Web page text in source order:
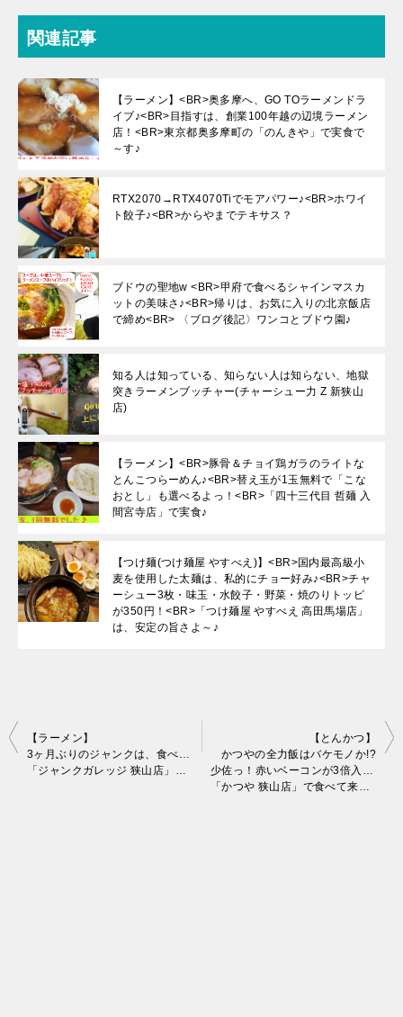
関連記事
【ラーメン】<BR>奥多摩へ、GO TOラーメンドラ
イブ♪<BR>目指すは、創業100年越の辺境ラーメン
店！<BR>東京都奥多摩町の「のんきや」で実食で
～す♪
RTX2070→RTX4070Tiでモアパワー♪<BR>ホワイ
ト餃子♪<BR>からやまでテキサス？
ブドウの聖地w <BR>甲府で食べるシャインマスカ
ットの美味さ♪<BR>帰りは、お気に入りの北京飯店
で締め<BR> 〈ブログ後記〉ワンコとブドウ園♪
知る人は知っている、知らない人は知らない、地獄
突きラーメンブッチャー(チャーシュー力 Z 新狭山
店)
【ラーメン】<BR>豚骨＆チョイ鶏ガラのライトな
とんこつらーめん♪<BR>替え玉が1玉無料で「こな
おとし」も選べるよっ！<BR>「四十三代目 哲麺 入
間宮寺店」で実食♪
【つけ麺(つけ麺屋 やすべえ)】<BR>国内最高級小
麦を使用した太麺は、私的にチョー好み♪<BR>チャ
ーシュー3枚・味玉・水餃子・野菜・焼のりトッピ
が350円！<BR>「つけ麺屋 やすべえ 高田馬場店」
は、安定の旨さよ～♪
投
【ラーメン】
3ヶ月ぶりのジャンクは、食べ易くなってステキ♪
「ジャンクガレッジ 狭山店」で、全増し＋野菜ダブル＋6豚増しで、臨界突破w
【とんかつ】
かつやの全力飯はバケモノか!?
少佐っ！赤いベーコンが3倍入ってますw
「かつや 狭山店」で食べて来たよ～♪